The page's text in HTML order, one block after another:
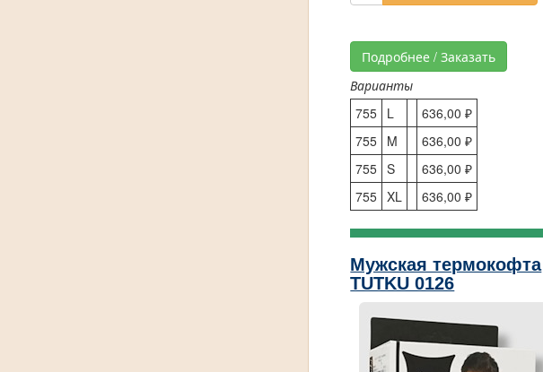
Подробнее / Заказать
Варианты
755 L
636,00 ₽
755 M
636,00 ₽
755 S
636,00 ₽
755 XL 636,00 ₽
Мужская термокофта
TUTKU 0126